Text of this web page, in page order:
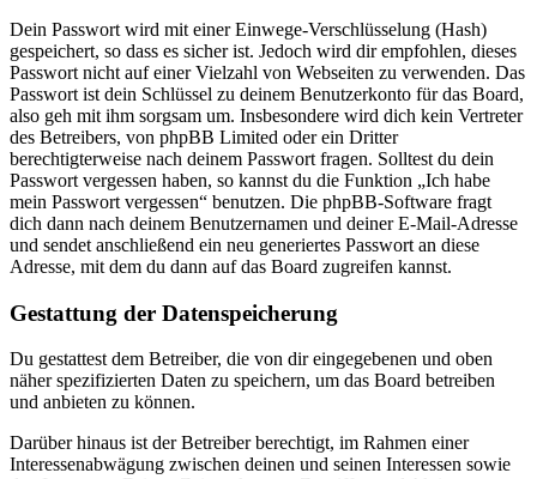
Dein Passwort wird mit einer Einwege-Verschlüsselung (Hash)
gespeichert, so dass es sicher ist. Jedoch wird dir empfohlen, dieses
Passwort nicht auf einer Vielzahl von Webseiten zu verwenden. Das
Passwort ist dein Schlüssel zu deinem Benutzerkonto für das Board,
also geh mit ihm sorgsam um. Insbesondere wird dich kein Vertreter
des Betreibers, von phpBB Limited oder ein Dritter
berechtigterweise nach deinem Passwort fragen. Solltest du dein
Passwort vergessen haben, so kannst du die Funktion „Ich habe
mein Passwort vergessen“ benutzen. Die phpBB-Software fragt
dich dann nach deinem Benutzernamen und deiner E-Mail-Adresse
und sendet anschließend ein neu generiertes Passwort an diese
Adresse, mit dem du dann auf das Board zugreifen kannst.
Gestattung der Datenspeicherung
Du gestattest dem Betreiber, die von dir eingegebenen und oben
näher spezifizierten Daten zu speichern, um das Board betreiben
und anbieten zu können.
Darüber hinaus ist der Betreiber berechtigt, im Rahmen einer
Interessenabwägung zwischen deinen und seinen Interessen sowie